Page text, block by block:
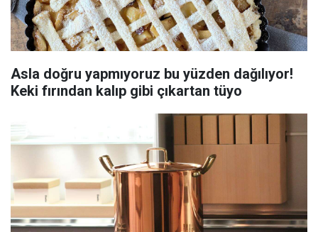
Asla doğru yapmıyoruz bu yüzden dağılıyor!
Keki fırından kalıp gibi çıkartan tüyo